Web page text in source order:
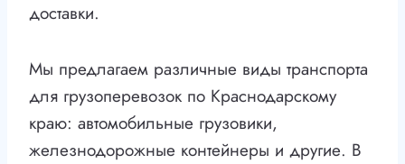
доставки.
Мы предлагаем различные виды транспорта
для грузоперевозок по Краснодарскому
краю: автомобильные грузовики,
железнодорожные контейнеры и другие. В